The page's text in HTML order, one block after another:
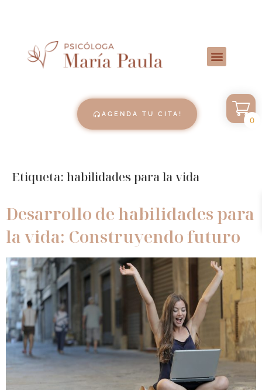
AGENDA TU CITA!
Etiqueta: habilidades para la vida
Desarrollo de habilidades para
la vida: Construyendo futuro
0